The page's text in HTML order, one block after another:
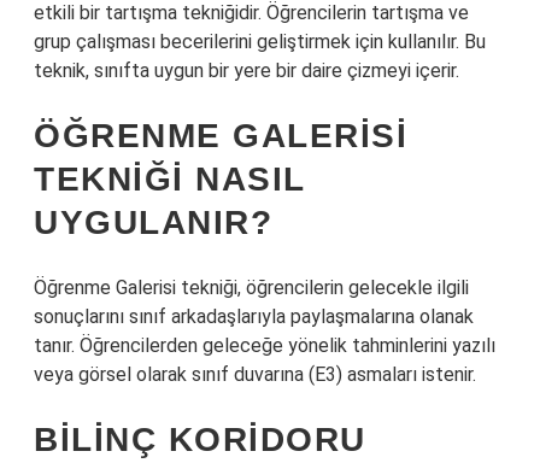
etkili bir tartışma tekniğidir. Öğrencilerin tartışma ve
grup çalışması becerilerini geliştirmek için kullanılır. Bu
teknik, sınıfta uygun bir yere bir daire çizmeyi içerir.
ÖĞRENME GALERISI
TEKNIĞI NASIL
UYGULANIR?
Öğrenme Galerisi tekniği, öğrencilerin gelecekle ilgili
sonuçlarını sınıf arkadaşlarıyla paylaşmalarına olanak
tanır. Öğrencilerden geleceğe yönelik tahminlerini yazılı
veya görsel olarak sınıf duvarına (E3) asmaları istenir.
BILINÇ KORIDORU